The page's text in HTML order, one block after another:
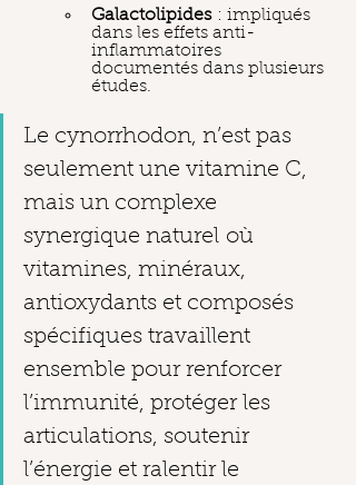
Galactolipides : impliqués
dans les effets anti-
inflammatoires
documentés dans plusieurs
études.
Le cynorrhodon, n’est pas
seulement une vitamine C,
mais un complexe
synergique naturel où
vitamines, minéraux,
antioxydants et composés
spécifiques travaillent
ensemble pour renforcer
l’immunité, protéger les
articulations, soutenir
l’énergie et ralentir le